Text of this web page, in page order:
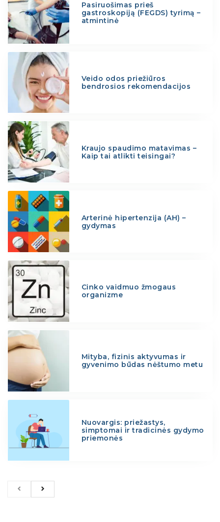
Pasiruošimas prieš
gastroskopiją (FEGDS) tyrimą –
atmintinė
Veido odos priežiūros
bendrosios rekomendacijos
Kraujo spaudimo matavimas –
Kaip tai atlikti teisingai?
Arterinė hipertenzija (AH) –
gydymas
Cinko vaidmuo žmogaus
organizme
Mityba, fizinis aktyvumas ir
gyvenimo būdas nėštumo metu
Nuovargis: priežastys,
simptomai ir tradicinės gydymo
priemonės